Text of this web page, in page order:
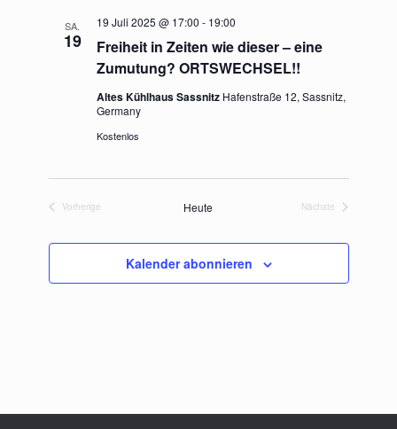
SA.
19
Freiheit in Zeiten wie dieser – eine
Zumutung? ORTSWECHSEL!!
19 Juli 2025 @ 17:00 - 19:00
Altes Kühlhaus Sassnitz Hafenstraße 12, Sassnitz,
Germany
Kostenlos
Vorherige
Heute
Nächste
Kalender abonnieren